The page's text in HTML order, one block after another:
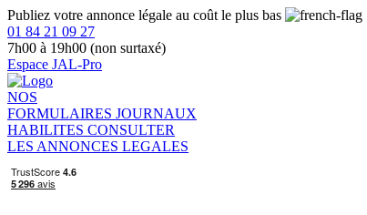
Publiez votre annonce légale au coût le plus bas
01 84 21 09 27
7h00 à 19h00 (non surtaxé)
Espace JAL-Pro
NOS
FORMULAIRES JOURNAUX
HABILITES CONSULTER
LES ANNONCES LEGALES